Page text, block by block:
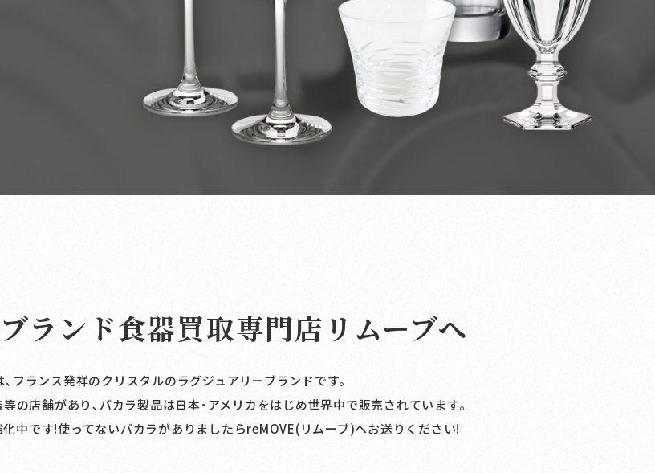
ブランド食器買取専門店リムーブへ
ランス発祥のクリスタルのラグジュアリーブランドです｡
の店舗があり､バカラ製品は日本･アメリカをはじめ世界中で販売されています｡
中です!使ってないバカラがありましたらreMOVE(リムーブ)へお送りください!